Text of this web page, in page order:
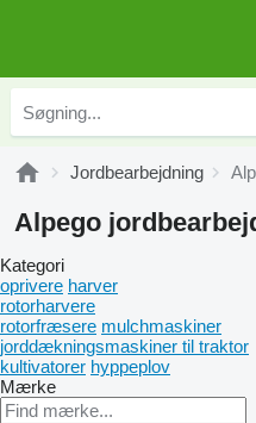
Jordbearbejdning
Alpego
Kategori
oprivere harver
rotorharvere
rotorfræsere mulchmaskiner
jorddækningsmaskiner til traktor
kultivatorer hyppeplov
Mærke